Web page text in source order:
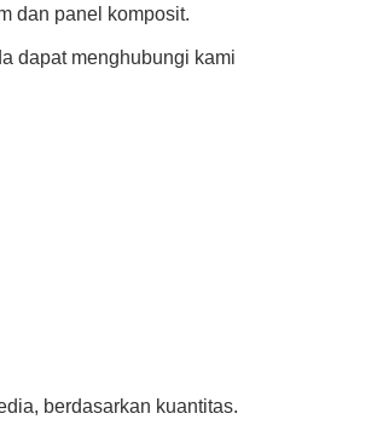
dan panel komposit.
dapat menghubungi kami
berdasarkan kuantitas.